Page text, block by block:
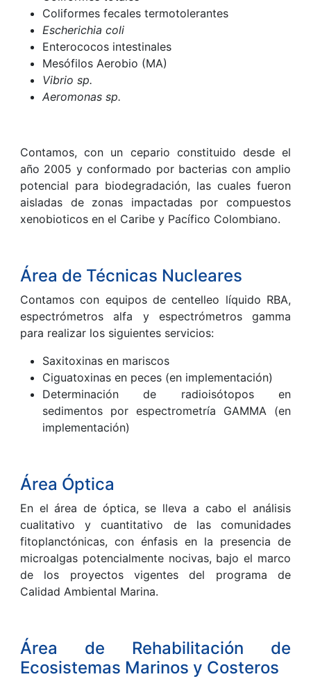
Coliformes fecales termotolerantes
Escherichia coli
Enterococos intestinales
Mesófilos Aerobio (MA)
Vibrio sp.
Aeromonas sp.
Contamos, con un cepario constituido desde el
año 2005 y conformado por bacterias con amplio
potencial para biodegradación, las cuales fueron
aisladas de zonas impactadas por compuestos
xenobioticos en el Caribe y Pacífico Colombiano.
Área de Técnicas Nucleares
Contamos con equipos de centelleo líquido RBA,
espectrómetros alfa y espectrómetros gamma
para realizar los siguientes servicios:
Saxitoxinas en mariscos
Ciguatoxinas en peces (en implementación)
Determinación de radioisótopos en
sedimentos por espectrometría GAMMA (en
implementación)
Área Óptica
En el área de óptica, se lleva a cabo el análisis
cualitativo y cuantitativo de las comunidades
fitoplanctónicas, con énfasis en la presencia de
microalgas potencialmente nocivas, bajo el marco
de los proyectos vigentes del programa de
Calidad Ambiental Marina.
Área de Rehabilitación de
Ecosistemas Marinos y Costeros